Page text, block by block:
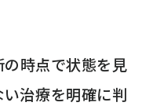
時点で状態を見
治療を明確に判